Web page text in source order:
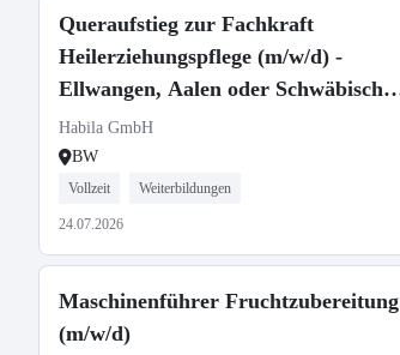
Queraufstieg zur Fachkraft
Heilerziehungspflege (m/w/d) -
Ellwangen, Aalen oder Schwäbisch
Gmünd
Habila GmbH
BW
Vollzeit Weiterbildungen
24.07.2026
Maschinenführer Fruchtzubereitung
(m/w/d)